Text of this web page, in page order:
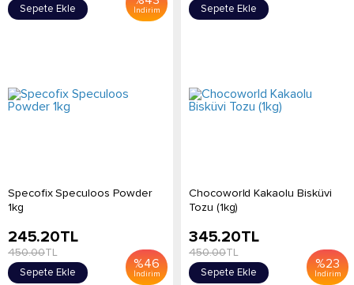
İndirim
Sepete Ekle Sepete Ekle
Specofix Speculoos Powder
1kg
%46
İndirim
245.20TL
450.00TL
Sepete Ekle
Chocoworld Kakaolu Bisküvi
Tozu (1kg)
%23
İndirim
345.20TL
450.00TL
Sepete Ekle